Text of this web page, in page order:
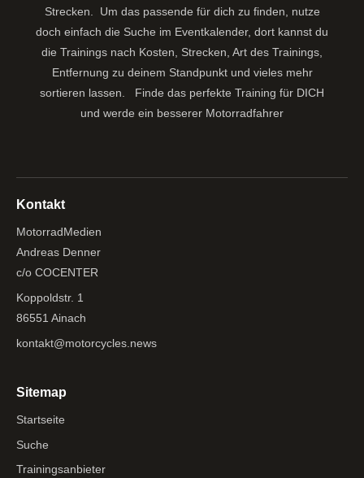
Strecken. Um das passende für dich zu finden, nutze
doch einfach die Suche im Eventkalender, dort kannst du
die Trainings nach Kosten, Strecken, Art des Trainings,
Entfernung zu deinem Standpunkt und vieles mehr
sortieren lassen. Finde das perfekte Training für DICH
und werde ein besserer Motorradfahrer
Kontakt
MotorradMedien
Andreas Denner
c/o COCENTER
Koppoldstr. 1
86551 Ainach
kontakt@motorcycles.news
Sitemap
Startseite
Suche
Trainingsanbieter